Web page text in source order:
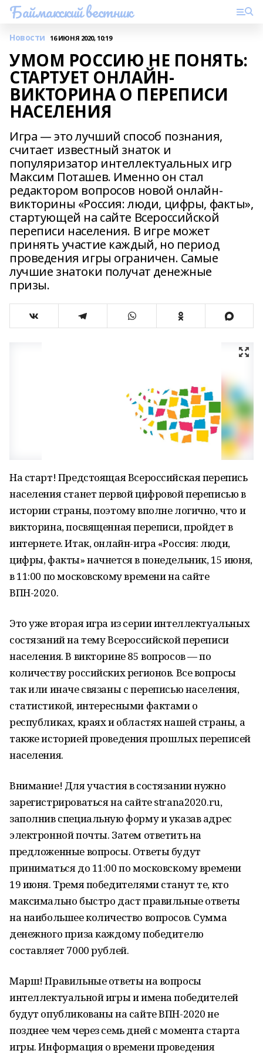
Баймакский вестник
Новости 16 ИЮНЯ 2020, 10:19
УМОМ РОССИЮ НЕ ПОНЯТЬ:
СТАРТУЕТ ОНЛАЙН-
ВИКТОРИНА О ПЕРЕПИСИ
НАСЕЛЕНИЯ
Игра — это лучший способ познания,
считает известный знаток и
популяризатор интеллектуальных игр
Максим Поташев. Именно он стал
редактором вопросов новой онлайн-
викторины «Россия: люди, цифры, факты»,
стартующей на сайте Всероссийской
переписи населения. В игре может
принять участие каждый, но период
проведения игры ограничен. Самые
лучшие знатоки получат денежные
призы.
На старт! Предстоящая Всероссийская перепись
населения станет первой цифровой переписью в
истории страны, поэтому вполне логично, что и
викторина, посвященная переписи, пройдет в
интернете. Итак, онлайн-игра «Россия: люди,
цифры, факты» начнется в понедельник, 15 июня,
в 11:00 по московскому времени на сайте
ВПН-2020.
Это уже вторая игра из серии интеллектуальных
состязаний на тему Всероссийской переписи
населения. В викторине 85 вопросов — по
количеству российских регионов. Все вопросы
так или иначе связаны с переписью населения,
статистикой, интересными фактами о
республиках, краях и областях нашей страны, а
также историей проведения прошлых переписей
населения.
Внимание! Для участия в состязании нужно
зарегистрироваться на сайте strana2020.ru,
заполнив специальную форму и указав адрес
электронной почты. Затем ответить на
предложенные вопросы. Ответы будут
приниматься до 11:00 по московскому времени
19 июня. Тремя победителями станут те, кто
максимально быстро даст правильные ответы
на наибольшее количество вопросов. Сумма
денежного приза каждому победителю
составляет 7000 рублей.
Марш! Правильные ответы на вопросы
интеллектуальной игры и имена победителей
будут опубликованы на сайте ВПН-2020 не
позднее чем через семь дней с момента старта
игры. Информация о времени проведения